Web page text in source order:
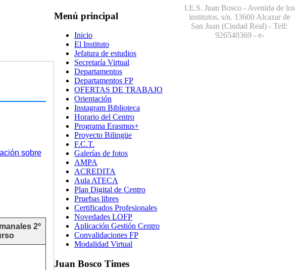
sobre
2º
Menú principal
Inicio
El Instituto
Jefatura de estudios
Secretaría Virtual
Departamentos
Departamentos FP
OFERTAS DE TRABAJO
Orientación
Instagram Biblioteca
Horario del Centro
Programa Erasmus+
Proyecto Bilingüe
F.C.T.
Galerías de fotos
AMPA
ACREDITA
Aula ATECA
Plan Digital de Centro
Pruebas libres
Certificados Profesionales
Novedades LOFP
Aplicación Gestión Centro
Convalidaciones FP
Modalidad Virtual
Juan Bosco Times
I.E.S. Juan Bosco - Avenida de los
institutos, s/n. 13600 Alcazar de
San Juan (Ciudad Real) - Telf:
926540369- e-